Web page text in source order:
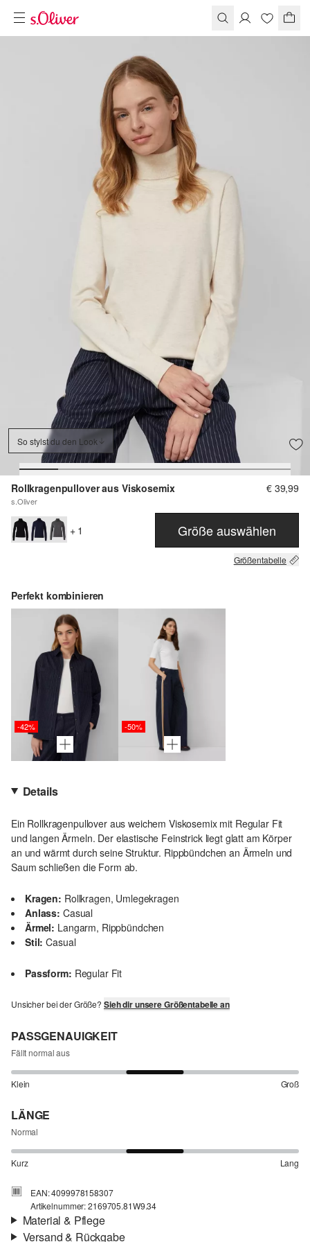
So stylst du den Look
Rollkragenpullover aus Viskosemix
s.Oliver
€ 39,99
+ 1 Größe auswählen
Größentabelle
Perfekt kombinieren
-42% -50%
Details
Ein Rollkragenpullover aus weichem Viskosemix mit Regular Fit
und langen Ärmeln. Der elastische Feinstrick liegt glatt am Körper
an und wärmt durch seine Struktur. Rippbündchen an Ärmeln und
Saum schließen die Form ab.
Kragen: Rollkragen, Umlegekragen
Anlass: Casual
Ärmel: Langarm, Rippbündchen
Stil: Casual
Passform: Regular Fit
Unsicher bei der Größe? Sieh dir unsere Größentabelle an
PASSGENAUIGKEIT
Fällt normal aus
Klein Groß
LÄNGE
Normal
Kurz Lang
EAN: 4099978158307
Artikelnummer: 2169705.81W9.34
Material & Pflege
Versand & Rückgabe